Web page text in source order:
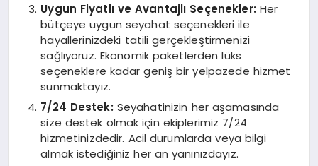
Uygun Fiyatlı ve Avantajlı Seçenekler: Her
bütçeye uygun seyahat seçenekleri ile
hayallerinizdeki tatili gerçekleştirmenizi
sağlıyoruz. Ekonomik paketlerden lüks
seçeneklere kadar geniş bir yelpazede hizmet
sunmaktayız.
7/24 Destek: Seyahatinizin her aşamasında
size destek olmak için ekiplerimiz 7/24
hizmetinizdedir. Acil durumlarda veya bilgi
almak istediğiniz her an yanınızdayız.